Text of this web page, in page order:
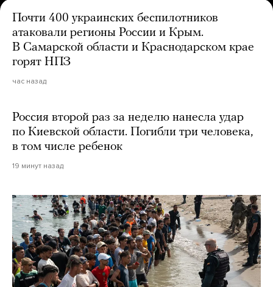
Почти 400 украинских беспилотников
атаковали регионы России и Крым.
В Самарской области и Краснодарском крае
горят НПЗ
час назад
Россия второй раз за неделю нанесла удар
по Киевской области. Погибли три человека,
в том числе ребенок
19 минут назад